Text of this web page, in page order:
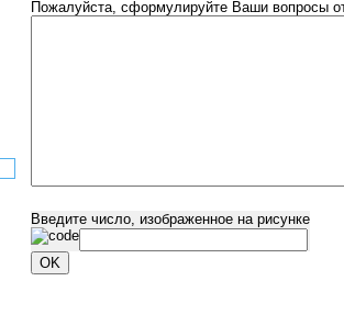
Пожалуйста, сформулируйте Ваши вопросы
Введите число, изображенное на рисунке